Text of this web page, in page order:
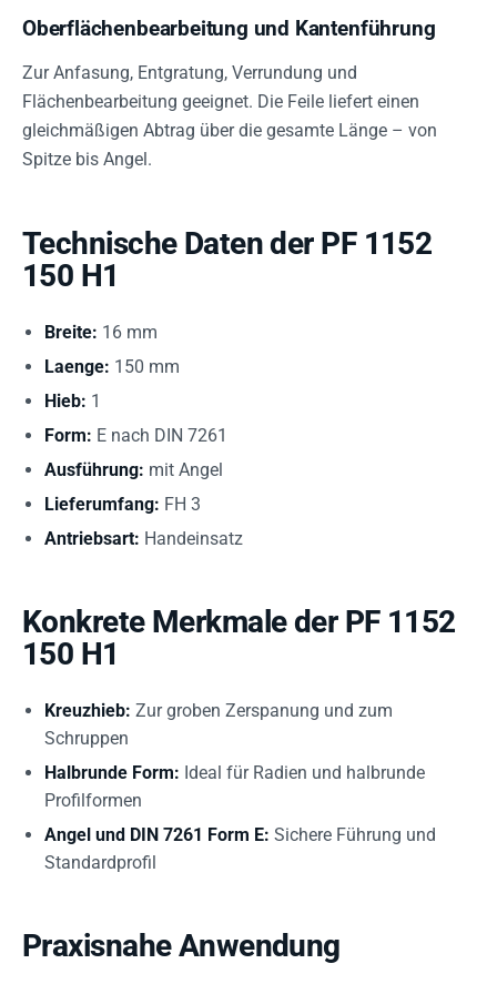
Oberflächenbearbeitung und Kantenführung
Zur Anfasung, Entgratung, Verrundung und
Flächenbearbeitung geeignet. Die Feile liefert einen
gleichmäßigen Abtrag über die gesamte Länge – von
Spitze bis Angel.
Technische Daten der PF 1152
150 H1
Breite: 16 mm
Laenge: 150 mm
Hieb: 1
Form: E nach DIN 7261
Ausführung: mit Angel
Lieferumfang: FH 3
Antriebsart: Handeinsatz
Konkrete Merkmale der PF 1152
150 H1
Kreuzhieb: Zur groben Zerspanung und zum
Schruppen
Halbrunde Form: Ideal für Radien und halbrunde
Profilformen
Angel und DIN 7261 Form E: Sichere Führung und
Standardprofil
Praxisnahe Anwendung